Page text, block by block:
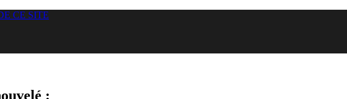
CE SITE
: